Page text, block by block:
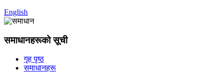
English
समाधानहरूको सूची
गृह पृष्ठ
समाधानहरू